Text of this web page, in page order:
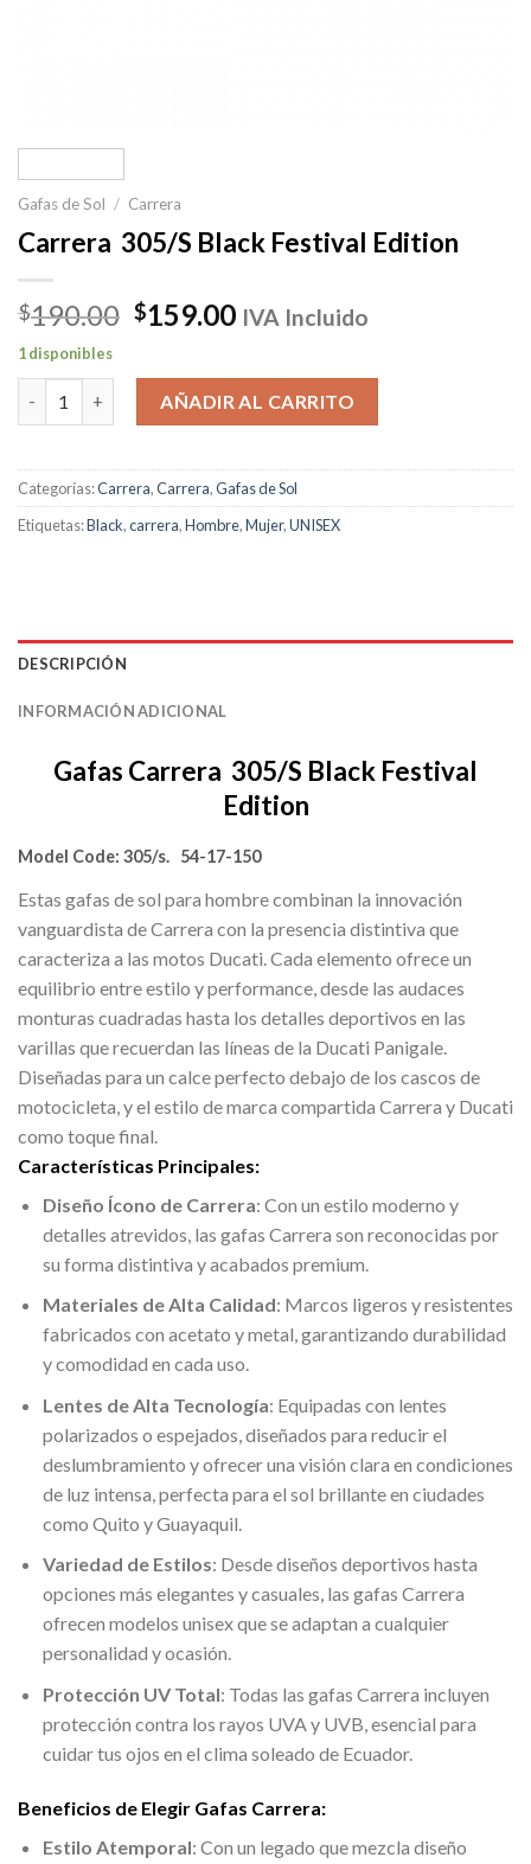
Gafas de Sol / Carrera
Carrera 305/S Black Festival Edition
$190.00 El
original
era:
$190.00.
$159.00El
actual
es:
$159.00.
IVA Incluido
1 disponibles
Carrera 305/S Black Festival Edition cantidad
AÑADIR AL CARRITO
Categorías:Carrera,Carrera,Gafas de Sol
Etiquetas:Black,carrera,Hombre,Mujer,UNISEX
DESCRIPCIÓN
INFORMACIÓN ADICIONAL
Gafas Carrera 305/S Black Festival
Edition
Model Code: 305/s. 54-17-150
Estas gafas de sol para hombre combinan la innovación
vanguardista de Carrera con la presencia distintiva que
caracteriza a las motos Ducati. Cada elemento ofrece un
equilibrio entre estilo y performance, desde las audaces
monturas cuadradas hasta los detalles deportivos en las
varillas que recuerdan las líneas de la Ducati Panigale.
Diseñadas para un calce perfecto debajo de los cascos de
motocicleta, y el estilo de marca compartida Carrera y Ducati
como toque final.
Características Principales:
Diseño Ícono de Carrera: Con un estilo moderno y
detalles atrevidos, las gafas Carrera son reconocidas por
su forma distintiva y acabados premium.
Materiales de Alta Calidad: Marcos ligeros y resistentes
fabricados con acetato y metal, garantizando durabilidad
y comodidad en cada uso.
Lentes de Alta Tecnología: Equipadas con lentes
polarizados o espejados, diseñados para reducir el
deslumbramiento y ofrecer una visión clara en condiciones
de luz intensa, perfecta para el sol brillante en ciudades
como Quito y Guayaquil.
Variedad de Estilos: Desde diseños deportivos hasta
opciones más elegantes y casuales, las gafas Carrera
ofrecen modelos unisex que se adaptan a cualquier
personalidad y ocasión.
Protección UV Total: Todas las gafas Carrera incluyen
protección contra los rayos UVA y UVB, esencial para
cuidar tus ojos en el clima soleado de Ecuador.
Beneficios de Elegir Gafas Carrera:
Estilo Atemporal: Con un legado que mezcla diseño